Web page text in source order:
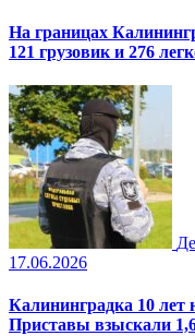
На границах
121 грузовик и 276
17.06.2026
Калининградка 10 лет
Приставы взыскали